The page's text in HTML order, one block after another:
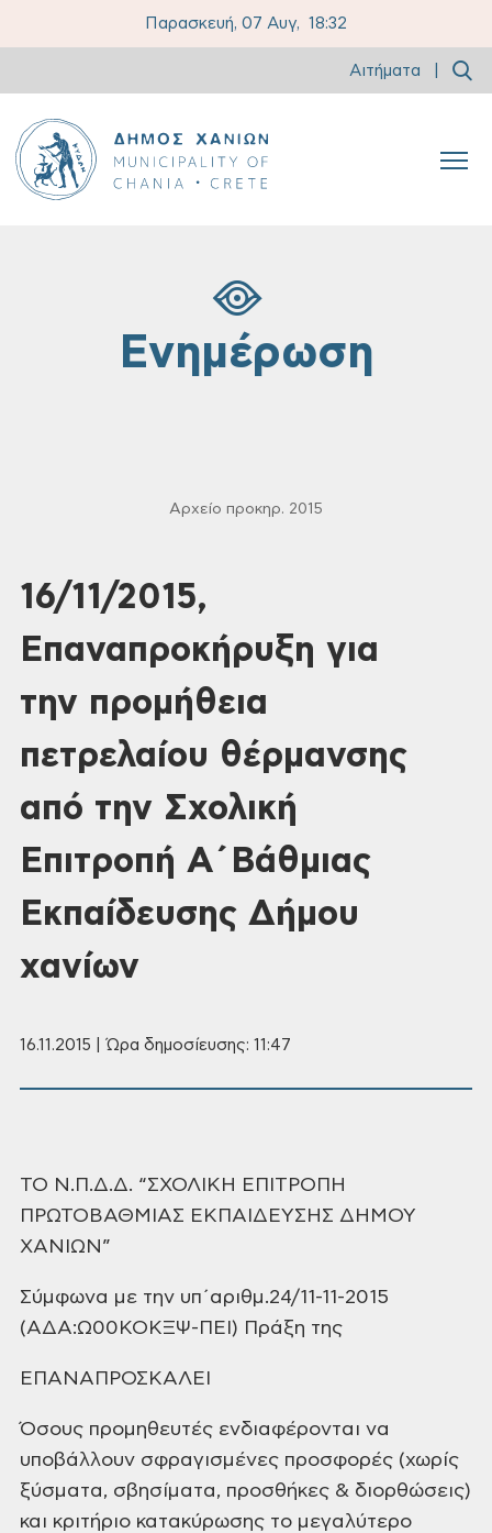
Παρασκευή, 07 Αυγ, 18:32
Αιτήματα
Ενημέρωση
Αρχείο προκηρ. 2015
16/11/2015,
Επαναπροκήρυξη για
την προμήθεια
πετρελαίου θέρμανσης
από την Σχολική
Επιτροπή Α΄Βάθμιας
Εκπαίδευσης Δήμου
χανίων
16.11.2015 | Ώρα δημοσίευσης: 11:47
ΤΟ Ν.Π.Δ.Δ. “ΣΧΟΛΙΚΗ ΕΠΙΤΡΟΠΗ
ΠΡΩΤΟΒΑΘΜΙΑΣ ΕΚΠΑΙΔΕΥΣΗΣ ΔΗΜΟΥ
ΧΑΝΙΩΝ”
Σύμφωνα με την υπ΄αριθμ.24/11-11-2015
(ΑΔΑ:Ω00ΚΟΚΞΨ-ΠΕΙ) Πράξη της
ΕΠΑΝΑΠΡΟΣΚΑΛΕΙ
Όσους προμηθευτές ενδιαφέρονται να
υποβάλλουν σφραγισμένες προσφορές (χωρίς
ξύσματα, σβησίματα, προσθήκες & διορθώσεις)
και κριτήριο κατακύρωσης το μεγαλύτερο